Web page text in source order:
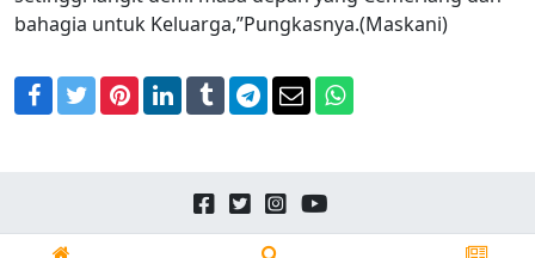
bahagia untuk Keluarga,”Pungkasnya.(Maskani)
Facebook
TwitterPinterest
LinkedIn
TumblrTelegram
EmailWhatsApp